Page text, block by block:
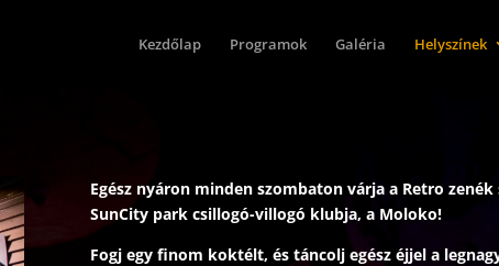
Kezdőlap Programok Galéria Helyszínek
Egész nyáron minden szombaton várja a Retro zenék
SunCity park csillogó-villogó klubja, a Moloko!
Fogj egy finom koktélt, és táncolj egész éjjel a